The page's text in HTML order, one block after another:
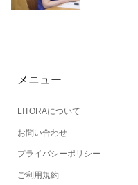
メニュー
LITORAについて
お問い合わせ
プライバシーポリシー
ご利用規約